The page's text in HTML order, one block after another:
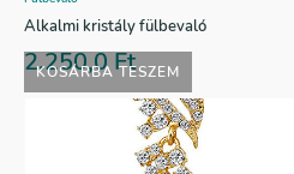
KOSÁRBA TESZEM
Alkalmi kristály fülbevaló
2.250,0Ft